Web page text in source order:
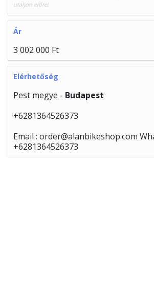
utaljon előre!
Ár
3 002 000 Ft
Elérhetőség
Pest megye - Budapest
+6281364526373
Email : order@alanbikeshop.com
+6281364526373